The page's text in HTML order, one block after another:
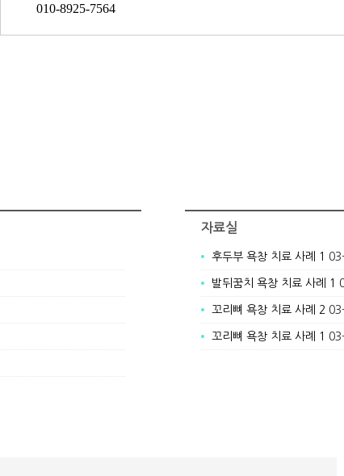
010-8925-7564
자료실
후두부 욕창 치료 사례 1
발뒤꿈치 욕창 치료 사례 1
꼬리뼈 욕창 치료 사례 2
꼬리뼈 욕창 치료 사례 1